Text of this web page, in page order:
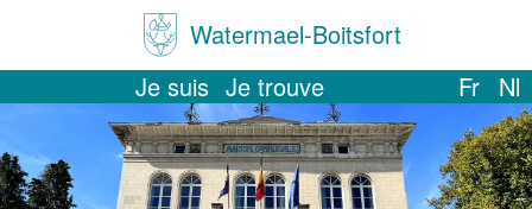
Watermael-Boitsfort
Je suis Je trouve Fr Nl